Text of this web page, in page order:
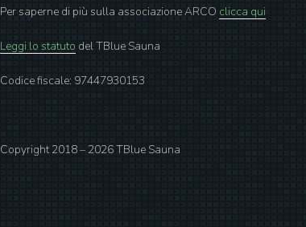
Per saperne di più sulla associazione ARCO clicca qui
Leggi lo statuto del TBlue Sauna
Codice fiscale: 97447930153
Copyright 2018 – 2026TBlue Sauna